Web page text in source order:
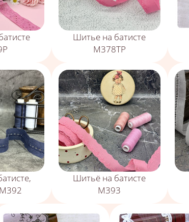
Шитье на батисте
М378ТР
Шитьё на батисте
М393